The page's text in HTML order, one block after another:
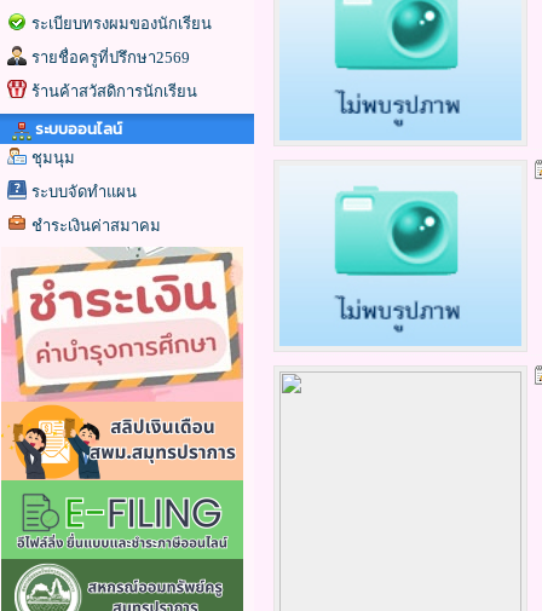
ระเบียบทรงผมของนักเรียน
รายชื่อครูที่ปรึกษา2569
ร้านค้าสวัสดิการนักเรียน
ระบบออนไลน์
ชุมนุม
ระบบจัดทำแผน
ชำระเงินค่าสมาคม